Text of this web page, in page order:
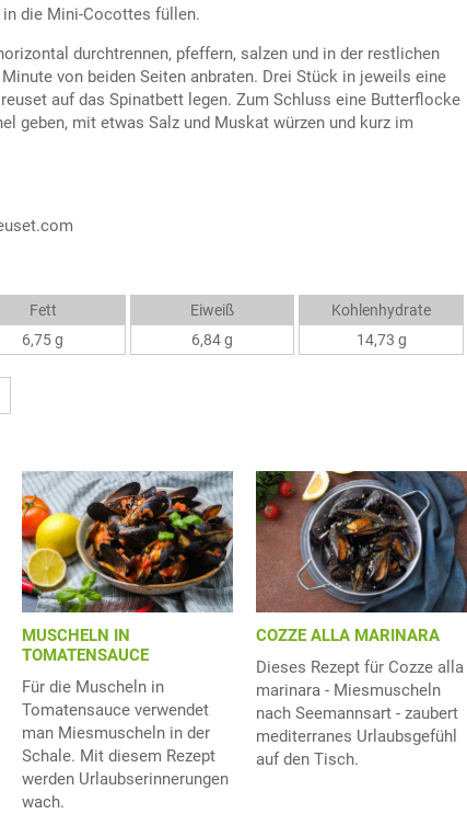
die Mini-Cocottes füllen.
durchtrennen, pfeffern, salzen und in der restlichen
von beiden Seiten anbraten. Drei Stück in jeweils eine
auf das Spinatbett legen. Zum Schluss eine Butterflocke
geben, mit etwas Salz und Muskat würzen und kurz im
Fett
6,75 g
Eiweiß
6,84 g
Kohlenhydrate
14,73 g
MUSCHELN IN
TOMATENSAUCE
Für die Muscheln in
Tomatensauce verwendet
man Miesmuscheln in der
Schale. Mit diesem Rezept
werden Urlaubserinnerungen
wach.
COZZE ALLA MARINARA
Dieses Rezept für Cozze alla
marinara - Miesmuscheln
nach Seemannsart - zaubert
mediterranes Urlaubsgefühl
auf den Tisch.